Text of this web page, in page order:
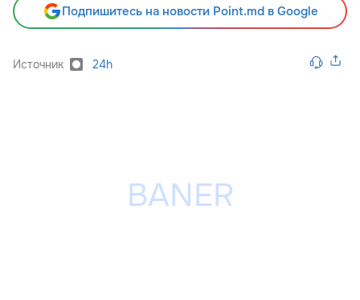
Подпишитесь на новости Point.md в Google
Источник 24h